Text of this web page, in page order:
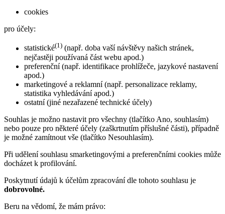
cookies
pro účely:
statistické(1) (např. doba vaší návštěvy našich stránek,
nejčastěji používaná část webu apod.)
preferenční (např. identifikace prohlížeče, jazykové nastavení
apod.)
marketingové a reklamní (např. personalizace reklamy,
statistika vyhledávání apod.)
ostatní (jiné nezařazené technické účely)
Souhlas je možno nastavit pro všechny (tlačítko Ano, souhlasím)
nebo pouze pro některé účely (zaškrtnutím příslušné části), případně
je možné zamítnout vše (tlačítko Nesouhlasím).
Při udělení souhlasu smarketingovými a preferenčními cookies může
docházet k profilování.
Poskytnutí údajů k účelům zpracování dle tohoto souhlasu je
dobrovolné.
Beru na vědomí, že mám právo: